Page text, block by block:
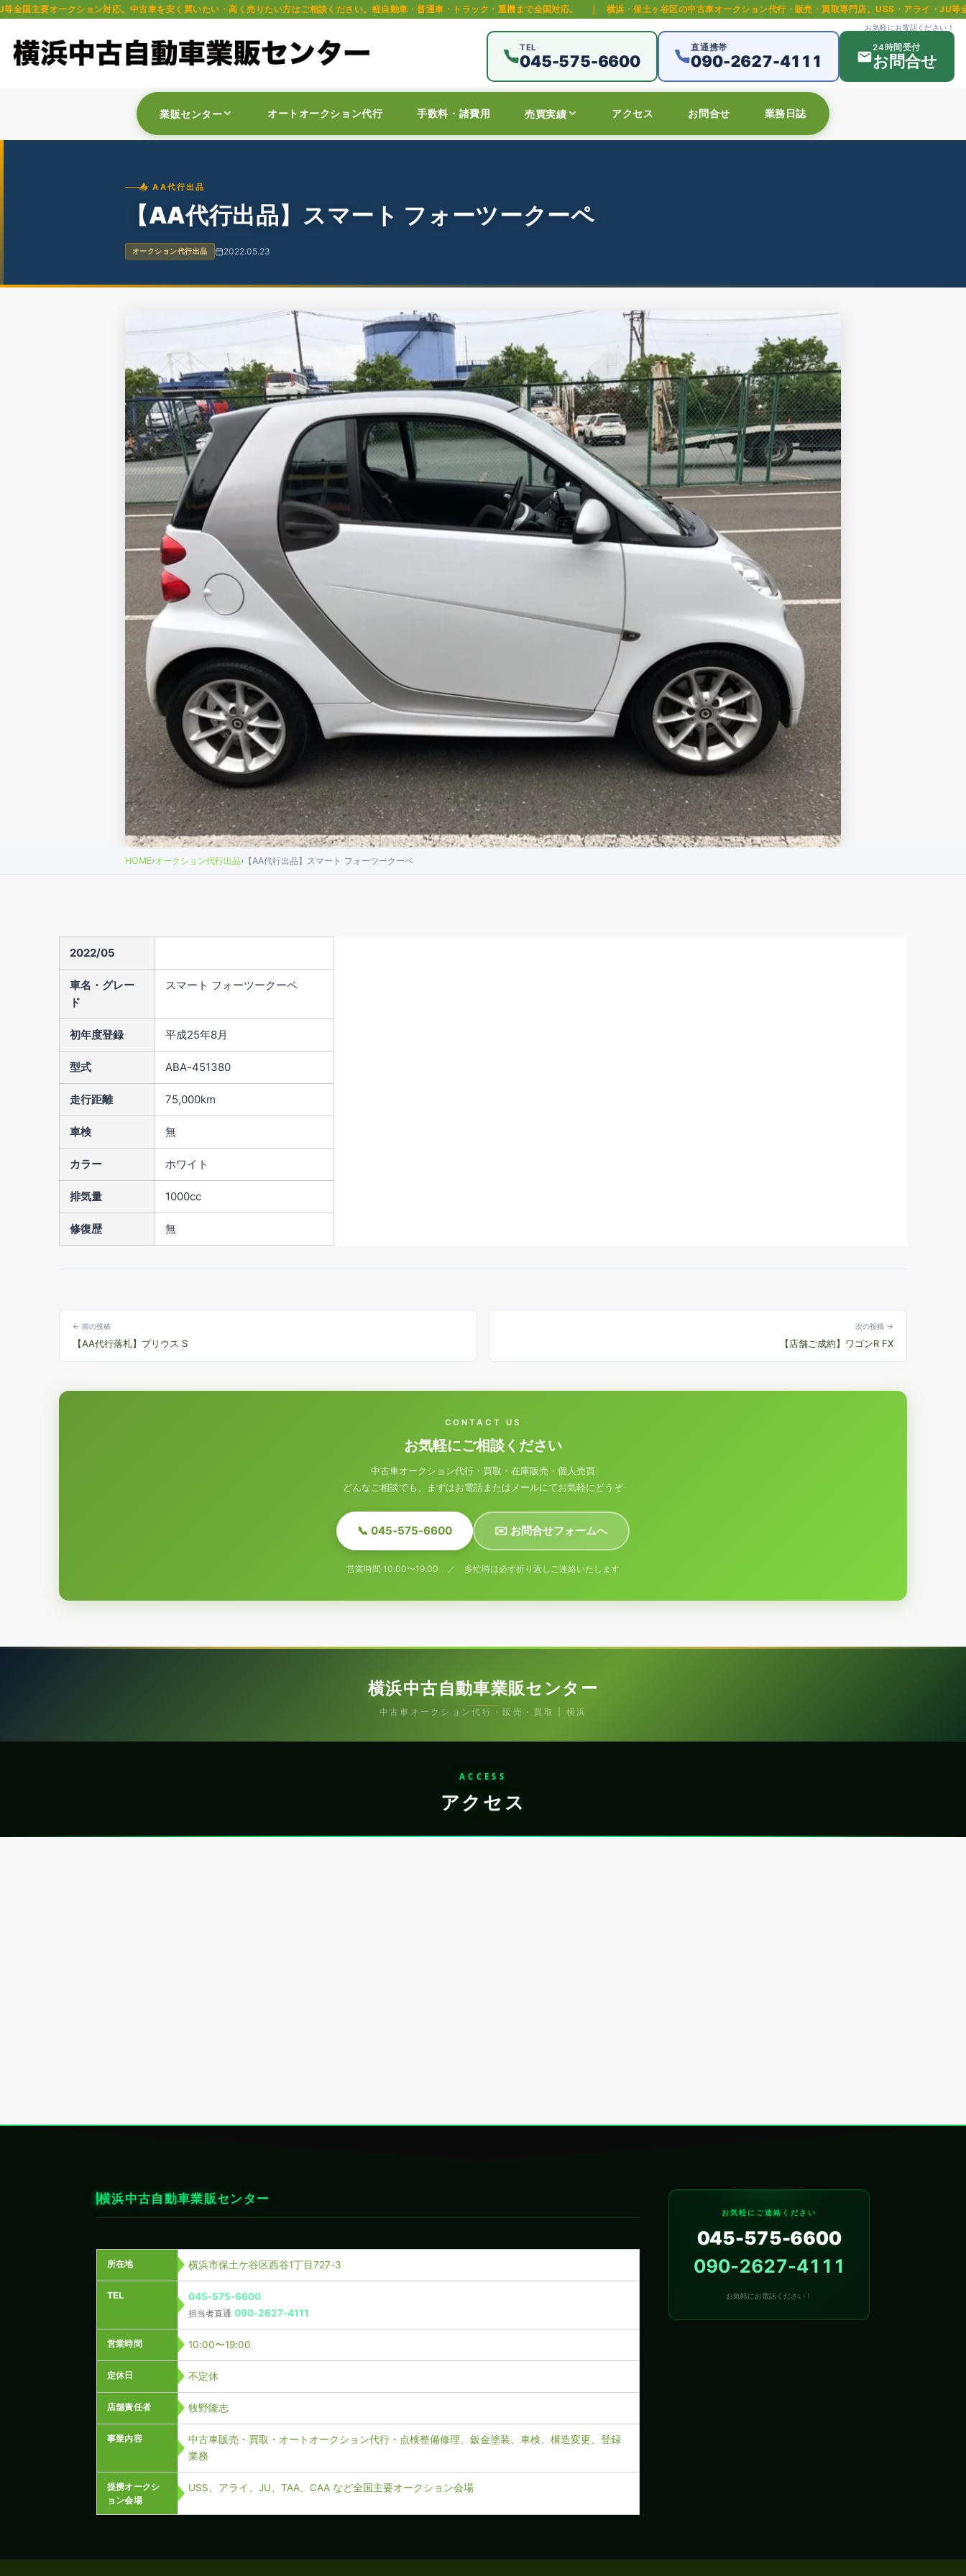
対応。中古車を安く買いたい・高く売りたい方はご相談ください。軽自動車・普通車・トラック・重機まで全国対応。 ｜横浜・保土ヶ谷区の中古車オークション代行・販売・買取専門店。USS・アライ・JU等全国主要オークシ
お気軽にお電話ください！
TEL
045-575-6600
直通携帯
090-2627-4111
24時間受付
お問合せ
業販センター オートオークション代行 手数料・諸費用 売買実績 アクセス お問合せ 業務日誌
📤 AA代行出品
【AA代行出品】スマート フォーツークーペ
オークション代行出品 2022.05.23
HOME›オークション代行出品› 【AA代行出品】スマート フォーツークーペ
2022/05
車名・グレー
ド
スマート フォーツークーペ
初年度登録 平成25年8月
型式 ABA-451380
走行距離 75,000km
車検 無
カラー ホワイト
排気量 1000cc
修復歴 無
← 前の投稿
【AA代行落札】プリウス S
次の投稿 →
【店舗ご成約】ワゴンR FX
CONTACT US
お気軽にご相談ください
中古車オークション代行・買取・在庫販売・個人売買
どんなご相談でも、まずはお電話またはメールにてお気軽にどうぞ
📞 045-575-6600 ✉️ お問合せフォームへ
営業時間 10:00〜19:00 ／ 多忙時は必ず折り返しご連絡いたします
横浜中古自動車業販センター
中古車オークション代行・販売・買取 | 横浜
ACCESS
アクセス
横浜中古自動車業販センター
所在地 横浜市保土ケ谷区西谷1丁目727-3
TEL 045-575-6600
担当者直通 090-2627-4111
営業時間 10:00〜19:00
定休日 不定休
店舗責任者 牧野隆志
事業内容
中古車販売・買取・オートオークション代行・点検整備修理、鈑金塗装、車検、構造変更、登録
業務
提携オークシ
ョン会場
USS、アライ、JU、TAA、CAA など全国主要オークション会場
お気軽にご連絡ください
045-575-6600
090-2627-4111
お気軽にお電話ください！